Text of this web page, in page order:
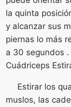
la quinta
y alcanzar sus
piernas lo más
a 30 segundos .
Cuádriceps
Estirar los
muslos, las